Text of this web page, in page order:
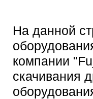
На данной
компании
скачивания